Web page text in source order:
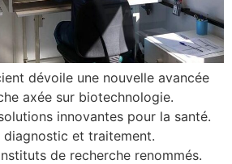
dévoile une nouvelle avancée
axée sur biotechnologie.
innovantes pour la santé.
et traitement.
de recherche renommés.